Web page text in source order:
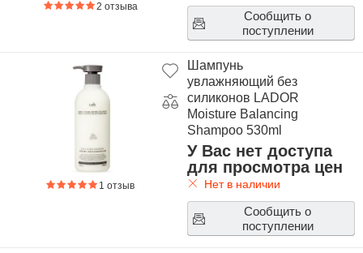
2 отзыва
Сообщить о
поступлении
1 отзыв
Шампунь
увлажняющий без
силиконов LADOR
Moisture Balancing
Shampoo 530ml
У Вас нет доступа
для просмотра цен
Нет в наличии
Сообщить о
поступлении